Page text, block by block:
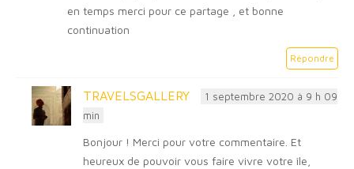
en temps merci pour ce partage , et bonne
continuation
Répondre
TRAVELSGALLERY
1 septembre 2020 à 9 h 09
min
Bonjour ! Merci pour votre commentaire. Et
heureux de pouvoir vous faire vivre votre île,